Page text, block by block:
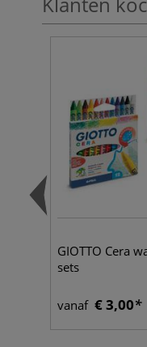
GIOTTO Cera
sets
vanaf € 3,00